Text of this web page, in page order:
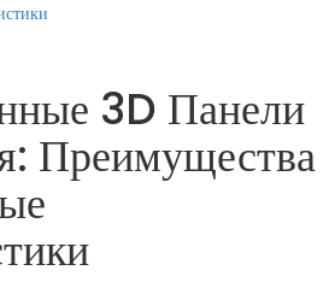
3D Панели
Преимущества